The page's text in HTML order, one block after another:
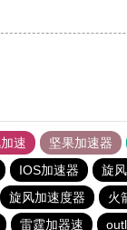
速 坚果加速器
IOS加速器 旋
旋风加速度器 火
雷霆加器速